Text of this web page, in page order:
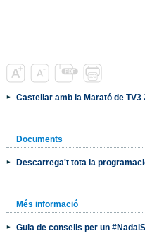
Castellar amb la Marató de TV3
Documents
Descarrega't tota la
Més informació
Guia de consells per un